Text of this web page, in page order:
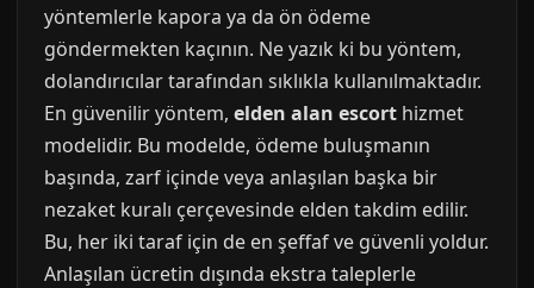
yöntemlerle kapora ya da ön ödeme
göndermekten kaçının. Ne yazık ki bu yöntem,
dolandırıcılar tarafından sıklıkla kullanılmaktadır.
En güvenilir yöntem, elden alan escort hizmet
modelidir. Bu modelde, ödeme buluşmanın
başında, zarf içinde veya anlaşılan başka bir
nezaket kuralı çerçevesinde elden takdim edilir.
Bu, her iki taraf için de en şeffaf ve güvenli yoldur.
Anlaşılan ücretin dışında ekstra taleplerle